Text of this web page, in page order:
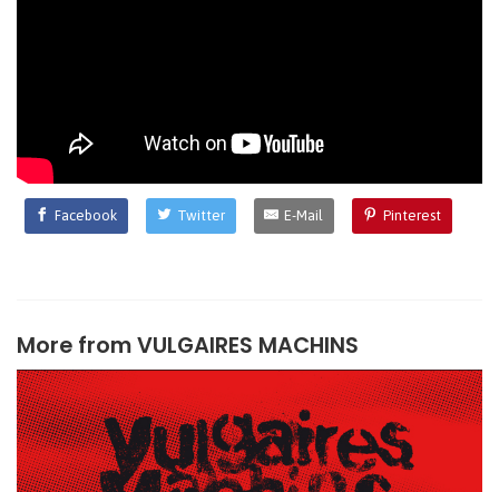
Facebook Twitter E-Mail Pinterest
More fromVULGAIRES MACHINS